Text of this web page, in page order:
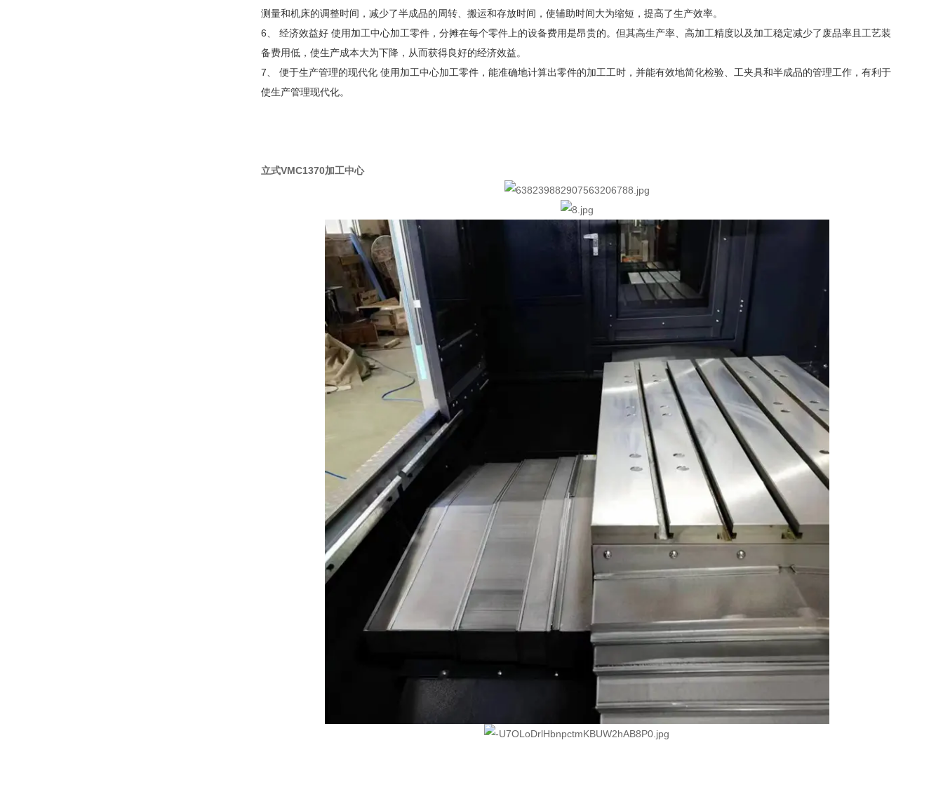
测量和机床的调整时间，减少了半成品的周转、搬运和存放时间，使辅助时间大为缩短，提高了生产效率。
6、 经济效益好 使用加工中心加工零件，分摊在每个零件上的设备费用是昂贵的。但其高生产率、高加工精度以及加工稳定减少了废品率且工艺装
备费用低，使生产成本大为下降，从而获得良好的经济效益。
7、 便于生产管理的现代化 使用加工中心加工零件，能准确地计算出零件的加工工时，并能有效地简化检验、工夹具和半成品的管理工作，有利于
使生产管理现代化。
立式VMC1370加工中心